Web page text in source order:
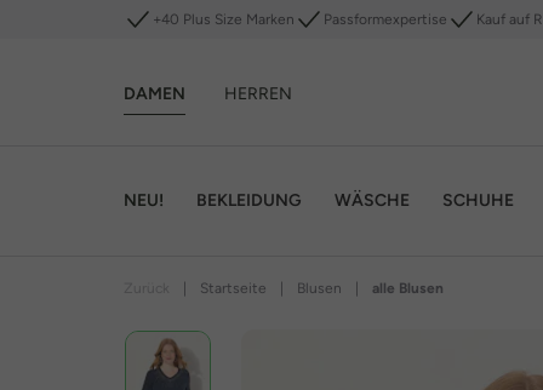
+40 Plus Size Marken Passformexpertise Kauf auf
DAMEN HERREN
NEU! BEKLEIDUNG WÄSCHE SCHUHE
Startseite Blusen alle Blusen